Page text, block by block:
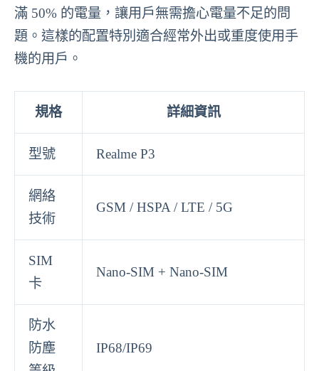
滿 50% 的電量，讓用戶無需擔心電量不足的問
題。這樣的配置特別適合經常外出或重度使用手
機的用戶。
規格 詳細資訊
型號 Realme P3
網絡
技術
GSM / HSPA / LTE / 5G
SIM
卡
Nano-SIM + Nano-SIM
防水
防塵
IP68/IP69